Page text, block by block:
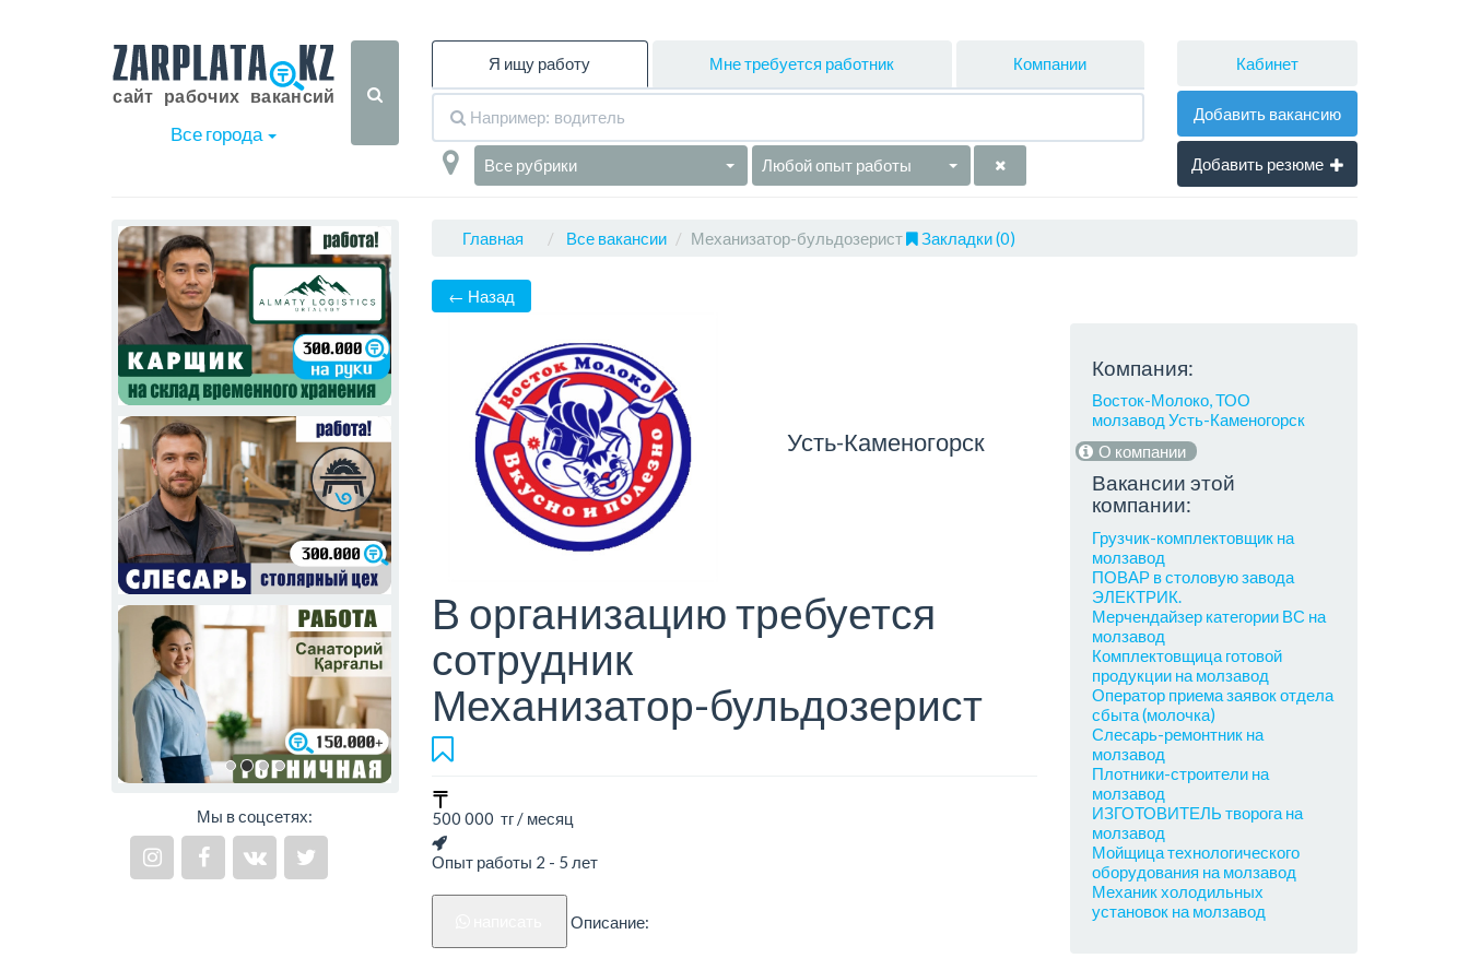
Все города
Я ищу работу Мне требуется работник Компании
Все рубрики Любой опыт работы
Кабинет
Добавить вакансию
Добавить резюме
Мы в соцсетях:
Главная Все вакансии Механизатор-бульдозерист Закладки (0)
← Назад
Усть-Каменогорск
В организацию требуется
сотрудник
Механизатор-бульдозерист
500 000 тг / месяц
Опыт работы 2 - 5 лет
Описание:
Компания:
Восток-Молоко, ТОО
молзавод Усть-Каменогорск
О компании
Вакансии этой
компании:
Грузчик-комплектовщик на
молзавод
ПОВАР в столовую завода
ЭЛЕКТРИК.
Мерчендайзер категории ВС на
молзавод
Комплектовщица готовой
продукции на молзавод
Оператор приема заявок отдела
сбыта (молочка)
Слесарь-ремонтник на
молзавод
Плотники-строители на
молзавод
ИЗГОТОВИТЕЛЬ творога на
молзавод
Мойщица технологического
оборудования на молзавод
Механик холодильных
установок на молзавод